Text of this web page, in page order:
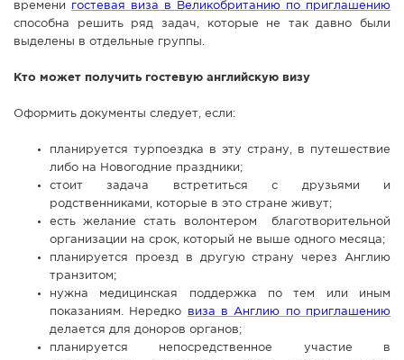
КОНКУРСЫ
СТАТЬИ
времени гостевая виза в Великобританию по приглашению
способна решить ряд задач, которые не так давно были
выделены в отдельные группы.
Кто может получить гостевую английскую визу
Оформить документы следует, если:
планируется турпоездка в эту страну, в путешествие
либо на Новогодние праздники;
стоит задача встретиться с друзьями и
родственниками, которые в это стране живут;
есть желание стать волонтером благотворительной
организации на срок, который не выше одного месяца;
планируется проезд в другую страну через Англию
транзитом;
нужна медицинская поддержка по тем или иным
показаниям. Нередко
виза в Англию по приглашению
делается для доноров органов;
планируется непосредственное участие в